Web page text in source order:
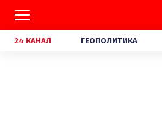
24 КАНАЛ ГЕОПОЛИТИКА